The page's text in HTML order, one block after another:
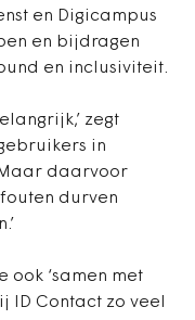
en Digicampus
en bijdragen
en inclusiviteit.
zegt
in
daarvoor
durven
ook ‘samen met
ID Contact zo veel